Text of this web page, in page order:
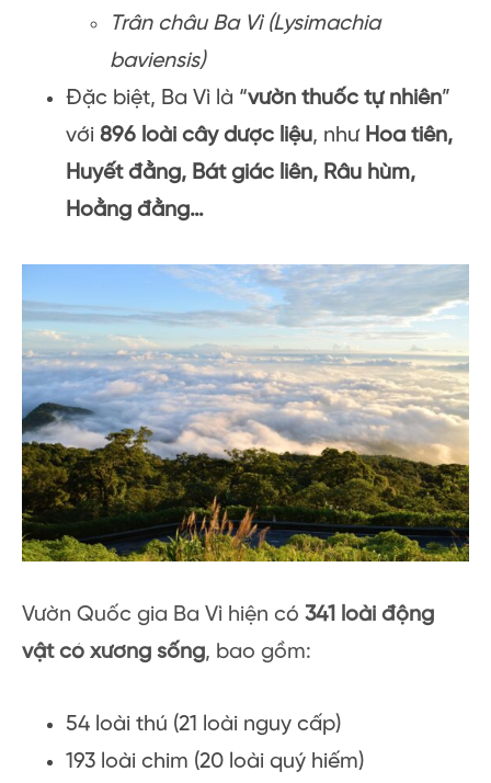
Trân châu Ba Vì (Lysimachia
baviensis)
Đặc biệt, Ba Vì là “vườn thuốc tự nhiên”
với 896 loài cây dược liệu, như Hoa tiên,
Huyết đằng, Bát giác liên, Râu hùm,
Hoằng đằng…
Vườn Quốc gia Ba Vì hiện có 341 loài động
vật có xương sống, bao gồm:
54 loài thú (21 loài nguy cấp)
193 loài chim (20 loài quý hiếm)